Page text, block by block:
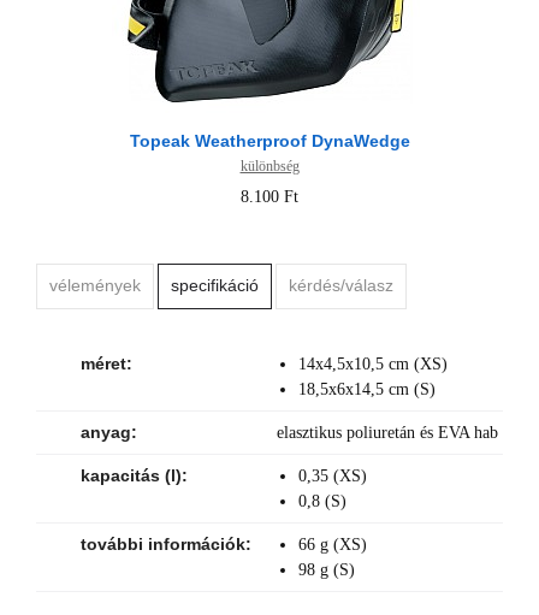
Topeak Weatherproof DynaWedge
különbség
8.100 Ft
vélemények specifikáció kérdés/válasz
méret:
14x4,5x10,5 cm (XS)
18,5x6x14,5 cm (S)
anyag: elasztikus poliuretán és EVA hab
kapacitás (l):
0,35 (XS)
0,8 (S)
további információk:
66 g (XS)
98 g (S)